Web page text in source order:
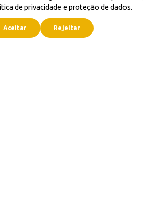
de privacidade e proteção de dados.
Aceitar Rejeitar